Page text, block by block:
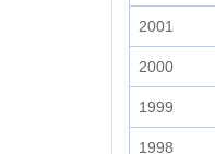
2001
2000
1999
1998